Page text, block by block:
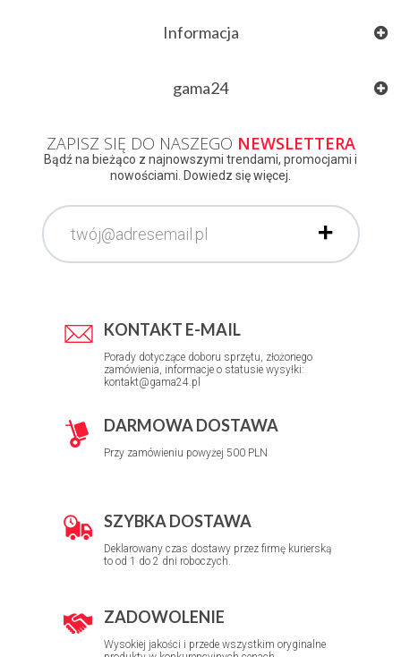
Informacja
gama24
ZAPISZ SIĘ DO NASZEGO NEWSLETTERA
Bądź na bieżąco z najnowszymi trendami, promocjami i
nowościami. Dowiedz się więcej.
KONTAKT E-MAIL
Porady dotyczące doboru sprzętu, złożonego
zamówienia, informacje o statusie wysyłki:
kontakt@gama24.pl
DARMOWA DOSTAWA
Przy zamówieniu powyżej 500 PLN
SZYBKA DOSTAWA
Deklarowany czas dostawy przez firmę kurierską
to od 1 do 2 dni roboczych.
ZADOWOLENIE
Wysokiej jakości i przede wszystkim oryginalne